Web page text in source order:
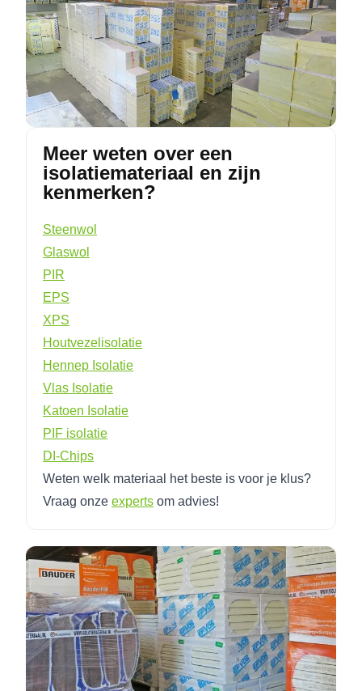
Meer weten over een
isolatiemateriaal en zijn
kenmerken?
Steenwol
Glaswol
PIR
EPS
XPS
Houtvezelisolatie
Hennep Isolatie
Vlas Isolatie
Katoen Isolatie
PIF isolatie
DI-Chips
Weten welk materiaal het beste is voor je klus?
Vraag onze experts om advies!